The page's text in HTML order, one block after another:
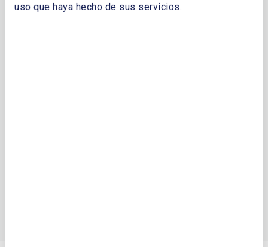
uso que haya hecho de sus servicios.